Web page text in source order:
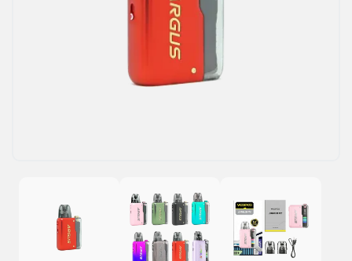
Жидкости для электронных сигарет